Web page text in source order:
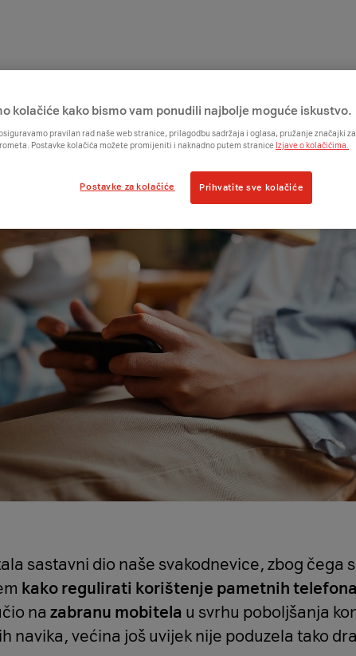
sastavni dio naše svakodnevice, zbog čega
kako regulirati korištenje pametnih
na zabranu mobitela u svrhu poboljšanja
navika, većina još uvijek nije poduzela tako
kolačiće kako bismo vam ponudili najbolje moguće iskustvo.
pravilan rad naše web stranice, prilagodbu sadržaja i oglasa, pružanje značajki
Postavke kolačića možete promijeniti i naknadno putem stranice Izjave o kolačićima.
Postavke za kolačiće Prihvatite sve kolačiće